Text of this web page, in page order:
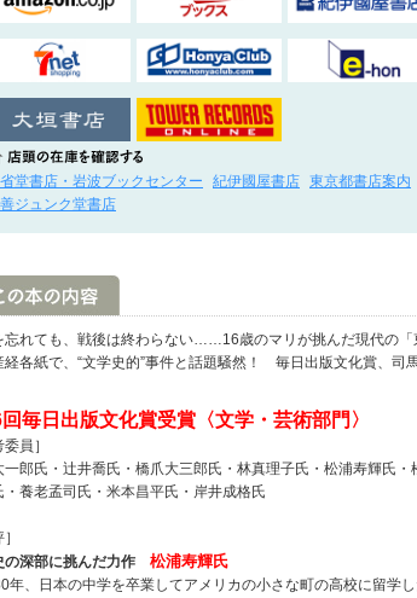
堂書店・岩波ブックセンター 紀伊國屋書店 東京都書店案内
ジュンク堂書店
忘れても、戦後は終わらない……16歳のマリが挑んだ現代の「
経各紙で、“文学史的”事件と話題騒然！ 毎日出版文化賞、司
毎日出版文化賞受賞〈文学・芸術部門〉
委員］
一郎氏・辻井喬氏・橋爪大三郎氏・林真理子氏・松浦寿輝氏
・養老孟司氏・米本昌平氏・岸井成格氏
の深部に挑んだ力作
松浦寿輝氏
、日本の中学を卒業してアメリカの小さな町の高校に留学